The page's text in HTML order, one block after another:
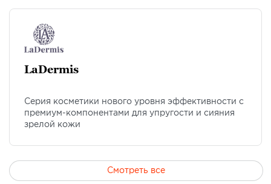
LaDermis
Серия косметики нового уровня эффективности с
премиум-компонентами для упругости и сияния
зрелой кожи
Смотреть все